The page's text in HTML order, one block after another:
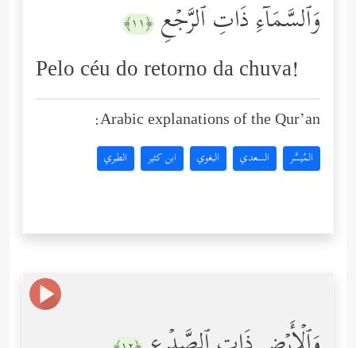
وَٱلسَّمَاۤءِ ذَاتِ ٱلرَّجۡعِ ﴿١١﴾
Pelo céu do retorno da chuva!
Arabic explanations of the Qur’an:
المُيسَّر السعدي البغوي ابن كثير الطبري